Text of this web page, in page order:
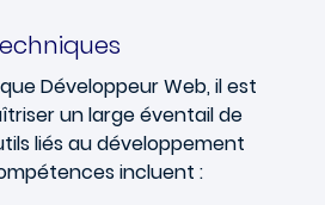
Développeur Web, il est
un large éventail de
liés au développement
incluent :